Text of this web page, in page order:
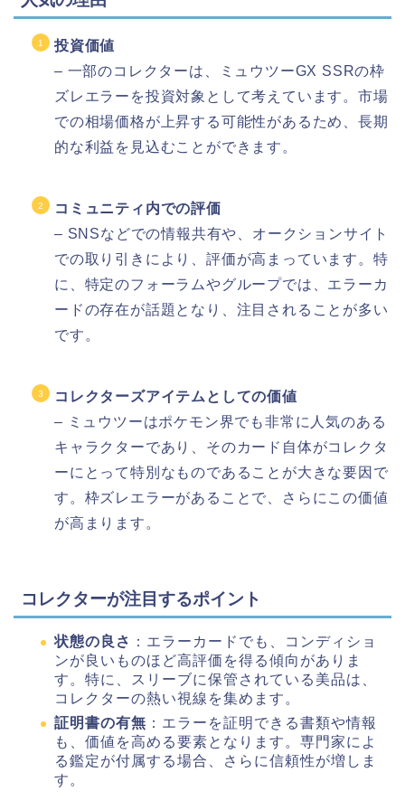
投資価値
– 一部のコレクターは、ミュウツーGX SSRの枠
ズレエラーを投資対象として考えています。市場
での相場価格が上昇する可能性があるため、長期
的な利益を見込むことができます。
コミュニティ内での評価
– SNSなどでの情報共有や、オークションサイト
での取り引きにより、評価が高まっています。特
に、特定のフォーラムやグループでは、エラーカ
ードの存在が話題となり、注目されることが多い
です。
コレクターズアイテムとしての価値
– ミュウツーはポケモン界でも非常に人気のある
キャラクターであり、そのカード自体がコレクタ
ーにとって特別なものであることが大きな要因で
す。枠ズレエラーがあることで、さらにこの価値
が高まります。
コレクターが注目するポイント
状態の良さ ：エラーカードでも、コンディショ
ンが良いものほど高評価を得る傾向がありま
す。特に、スリーブに保管されている美品は、
コレクターの熱い視線を集めます。
証明書の有無 ：エラーを証明できる書類や情報
も、価値を高める要素となります。専門家によ
る鑑定が付属する場合、さらに信頼性が増しま
す。